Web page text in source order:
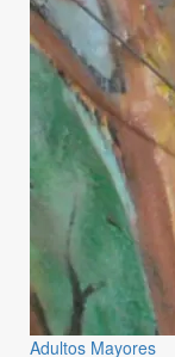
Adultos Mayores